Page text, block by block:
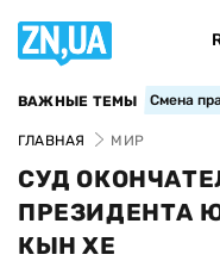
ВАЖНЫЕ ТЕМЫ Смена
ГЛАВНАЯ МИР
СУД
ПРЕЗИДЕНТА
КЫН ХЕ